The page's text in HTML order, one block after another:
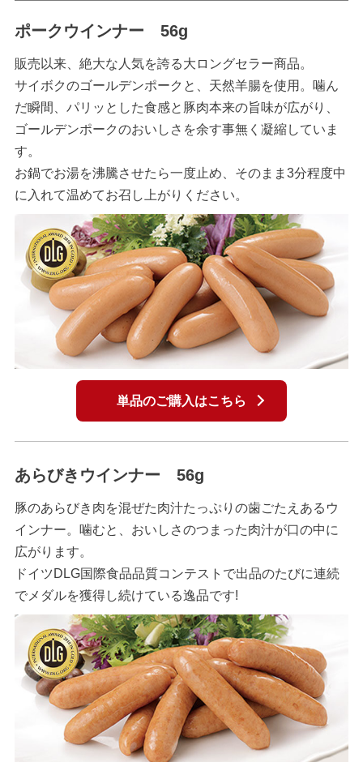
ポークウインナー 56g
販売以来、絶大な人気を誇る大ロングセラー商品。
サイボクのゴールデンポークと、天然羊腸を使用。噛ん
だ瞬間、パリッとした食感と豚肉本来の旨味が広がり、
ゴールデンポークのおいしさを余す事無く凝縮していま
す。
お鍋でお湯を沸騰させたら一度止め、そのまま3分程度中
に入れて温めてお召し上がりください。
単品のご購入はこちら
あらびきウインナー 56g
豚のあらびき肉を混ぜた肉汁たっぷりの歯ごたえあるウ
インナー。噛むと、おいしさのつまった肉汁が口の中に
広がります。
ドイツDLG国際食品品質コンテストで出品のたびに連続
でメダルを獲得し続けている逸品です!